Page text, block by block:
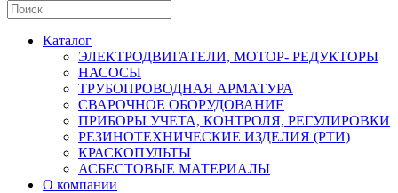
Каталог
ЭЛЕКТРОДВИГАТЕЛИ, МОТОР- РЕДУКТОРЫ
НАСОСЫ
ТРУБОПРОВОДНАЯ АРМАТУРА
СВАРОЧНОЕ ОБОРУДОВАНИЕ
ПРИБОРЫ УЧЕТА, КОНТРОЛЯ, РЕГУЛИРОВКИ
РЕЗИНОТЕХНИЧЕСКИЕ ИЗДЕЛИЯ (РТИ)
КРАСКОПУЛЬТЫ
АСБЕСТОВЫЕ МАТЕРИАЛЫ
О компании